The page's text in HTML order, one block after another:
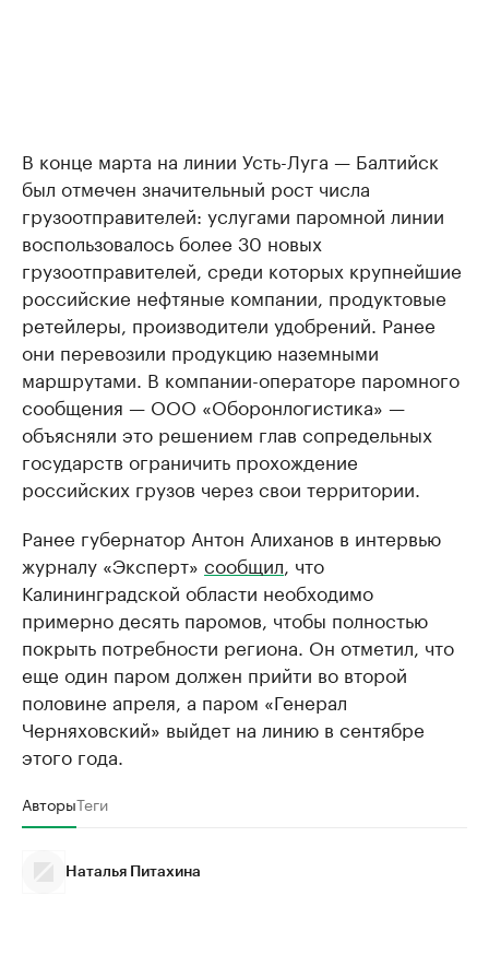
В конце марта на линии Усть-Луга — Балтийск
был отмечен значительный рост числа
грузоотправителей: услугами паромной линии
воспользовалось более 30 новых
грузоотправителей, среди которых крупнейшие
российские нефтяные компании, продуктовые
ретейлеры, производители удобрений. Ранее
они перевозили продукцию наземными
маршрутами. В компании-операторе паромного
сообщения — ООО «Оборонлогистика» —
объясняли это решением глав сопредельных
государств ограничить прохождение
российских грузов через свои территории.
Ранее губернатор Антон Алиханов в интервью
журналу «Эксперт» сообщил , что
Калининградской области необходимо
примерно десять паромов, чтобы полностью
покрыть потребности региона. Он отметил, что
еще один паром должен прийти во второй
половине апреля, а паром «Генерал
Черняховский» выйдет на линию в сентябре
этого года.
АвторыТеги
Наталья Питахина